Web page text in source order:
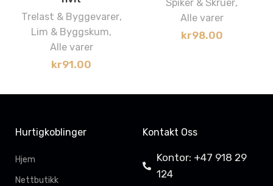
Trelast & Byggevarer,
Lim & Byggskum,
Alle varer
kr91.00
Spiker & Skruer,
Alle varer
kr98.00
Hurtigkoblinger
Hjem
Nettbutikk
Kontakt Oss
Kontor: +47 918 29
124